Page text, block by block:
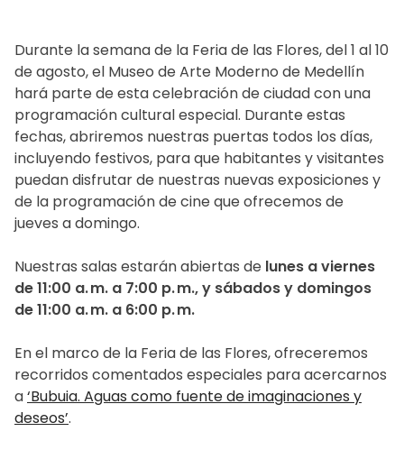
Durante la semana de la Feria de las Flores, del 1 al 10
de agosto, el Museo de Arte Moderno de Medellín
hará parte de esta celebración de ciudad con una
programación cultural especial. Durante estas
fechas, abriremos nuestras puertas todos los días,
incluyendo festivos, para que habitantes y visitantes
puedan disfrutar de nuestras nuevas exposiciones y
de la programación de cine que ofrecemos de
jueves a domingo.
Nuestras salas estarán abiertas de lunes a viernes
de 11:00 a. m. a 7:00 p. m., y sábados y domingos
de 11:00 a. m. a 6:00 p. m.
En el marco de la Feria de las Flores, ofreceremos
recorridos comentados especiales para acercarnos
a‘Bubuia. Aguas como fuente de imaginaciones y
deseos’.